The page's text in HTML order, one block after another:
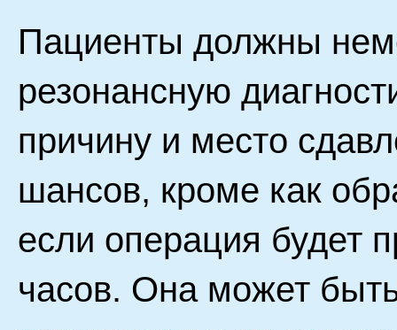
Пациенты должны
резонансную
причину и место
шансов, кроме как
если операция будет
часов. Она может